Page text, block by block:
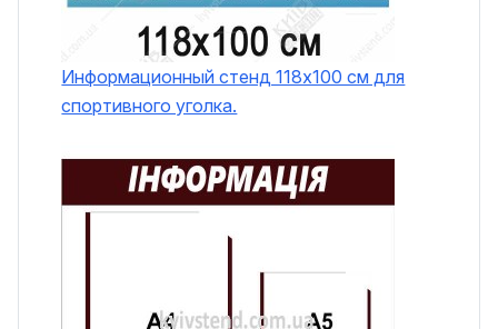
Информационный стенд 118х100 см для
спортивного уголка.